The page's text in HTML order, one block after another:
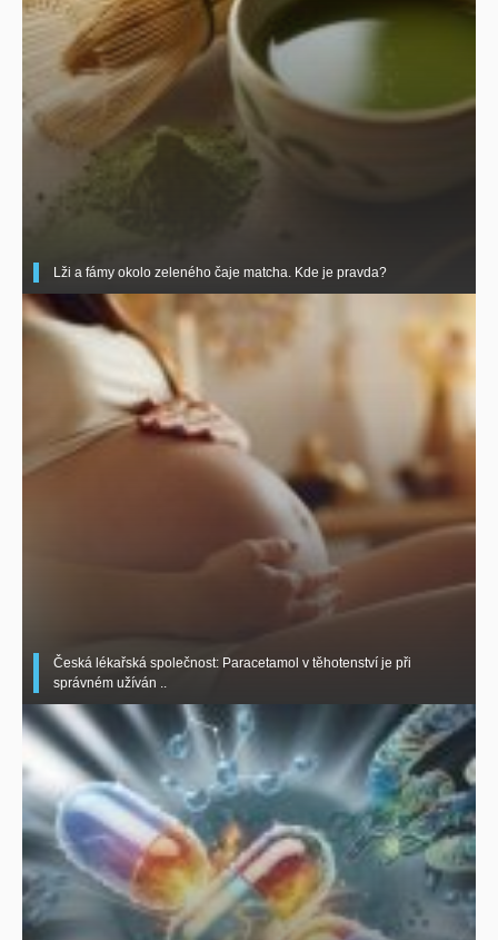
Lži a fámy okolo zeleného čaje matcha. Kde je pravda?
Česká lékařská společnost: Paracetamol v těhotenství je při
správném užíván ..